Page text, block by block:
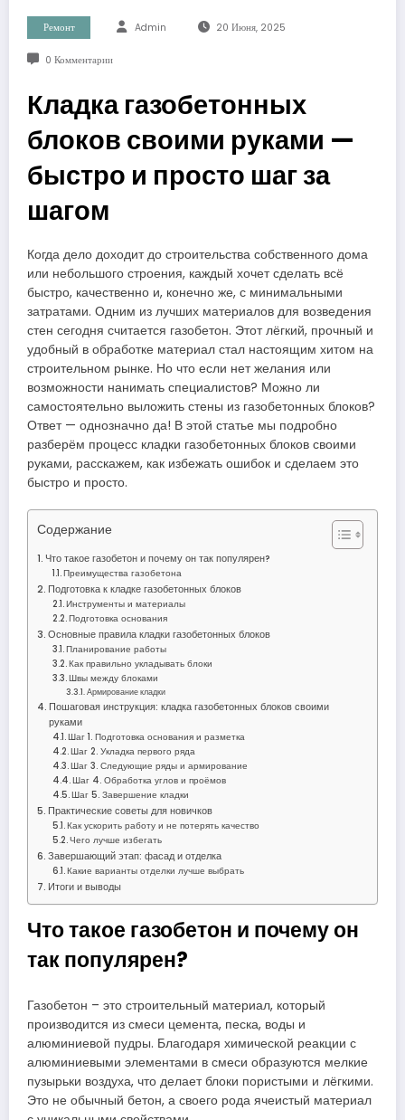
Ремонт Admin 20 Июня, 2025
0 Комментарии
Кладка газобетонных
блоков своими руками —
быстро и просто шаг за
шагом
Когда дело доходит до строительства собственного дома
или небольшого строения, каждый хочет сделать всё
быстро, качественно и, конечно же, с минимальными
затратами. Одним из лучших материалов для возведения
стен сегодня считается газобетон. Этот лёгкий, прочный и
удобный в обработке материал стал настоящим хитом на
строительном рынке. Но что если нет желания или
возможности нанимать специалистов? Можно ли
самостоятельно выложить стены из газобетонных блоков?
Ответ — однозначно да! В этой статье мы подробно
разберём процесс кладки газобетонных блоков своими
руками, расскажем, как избежать ошибок и сделаем это
быстро и просто.
Содержание
Что такое газобетон и почему он так популярен?
Преимущества газобетона
Подготовка к кладке газобетонных блоков
Инструменты и материалы
Подготовка основания
Основные правила кладки газобетонных блоков
Планирование работы
Как правильно укладывать блоки
Швы между блоками
Армирование кладки
Пошаговая инструкция: кладка газобетонных блоков своими
руками
Шаг 1. Подготовка основания и разметка
Шаг 2. Укладка первого ряда
Шаг 3. Следующие ряды и армирование
Шаг 4. Обработка углов и проёмов
Шаг 5. Завершение кладки
Практические советы для новичков
Как ускорить работу и не потерять качество
Чего лучше избегать
Завершающий этап: фасад и отделка
Какие варианты отделки лучше выбрать
Итоги и выводы
Что такое газобетон и почему он
так популярен?
Газобетон – это строительный материал, который
производится из смеси цемента, песка, воды и
алюминиевой пудры. Благодаря химической реакции с
алюминиевыми элементами в смеси образуются мелкие
пузырьки воздуха, что делает блоки пористыми и лёгкими.
Это не обычный бетон, а своего рода ячеистый материал